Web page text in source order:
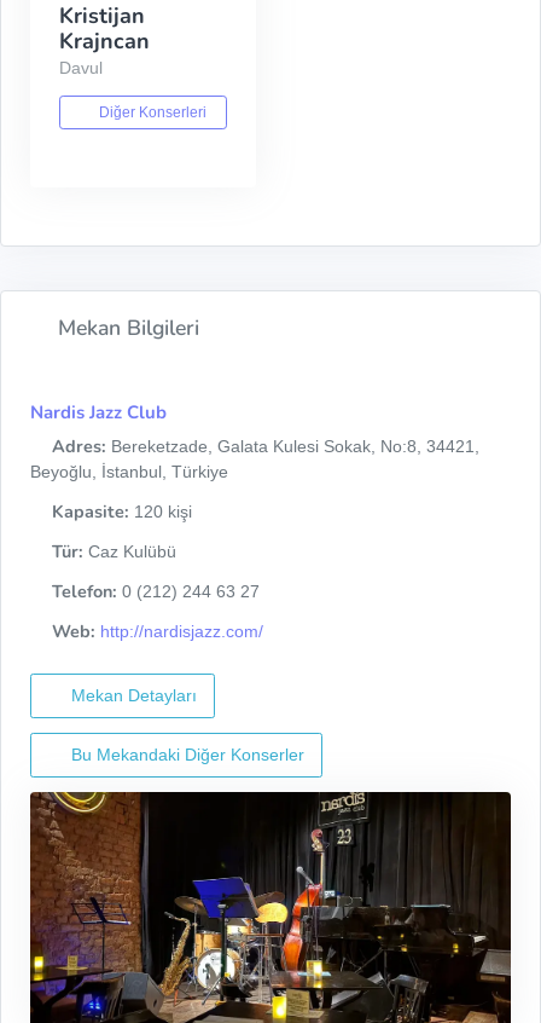
Kristijan
Krajncan
Davul
Diğer Konserleri
Mekan Bilgileri
Nardis Jazz Club
Adres: Bereketzade, Galata Kulesi Sokak, No:8, 34421,
Beyoğlu, İstanbul, Türkiye
Kapasite: 120 kişi
Tür: Caz Kulübü
Telefon: 0 (212) 244 63 27
Web: http://nardisjazz.com/
Mekan Detayları
Bu Mekandaki Diğer Konserler